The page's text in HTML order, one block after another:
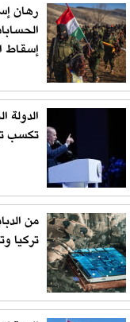
رهان
إسقاط
تكسب
من
تركيا